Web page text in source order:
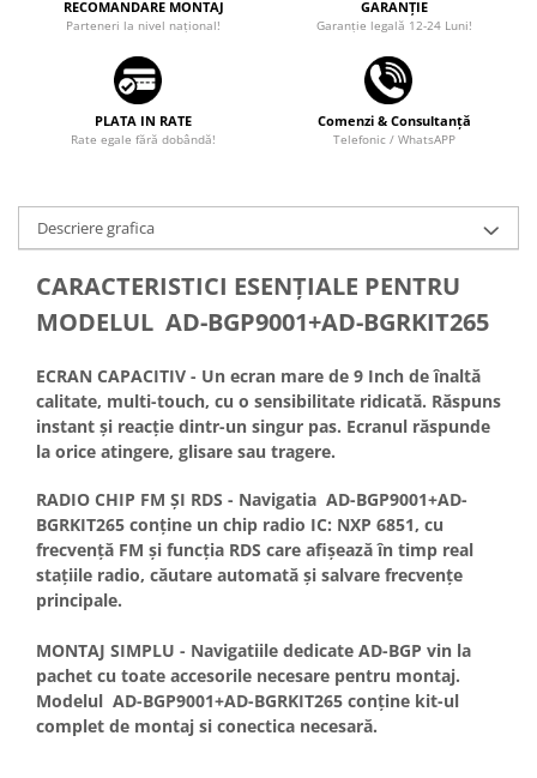
RECOMANDARE MONTAJ
Parteneri la nivel național!
GARANȚIE
Garanţie legală 12-24 Luni!
PLATA IN RATE
Rate egale fără dobândă!
Comenzi & Consultanță
Telefonic / WhatsAPP
Descriere grafica
CARACTERISTICI ESENŢIALE PENTRU
MODELUL AD-BGP9001+AD-BGRKIT265
ECRAN CAPACITIV - Un ecran mare de 9 Inch de înaltă
calitate, multi-touch, cu o sensibilitate ridicată. Răspuns
instant și reacție dintr-un singur pas. Ecranul răspunde
la orice atingere, glisare sau tragere.
RADIO CHIP FM ȘI RDS - Navigatia AD-BGP9001+AD-
BGRKIT265 conține un chip radio IC: NXP 6851, cu
frecvență FM și funcția RDS care afișează în timp real
stațiile radio, căutare automată și salvare frecvențe
principale.
MONTAJ SIMPLU - Navigatiile dedicate AD-BGP vin la
pachet cu toate accesorile necesare pentru montaj.
Modelul AD-BGP9001+AD-BGRKIT265 conține kit-ul
complet de montaj si conectica necesară.